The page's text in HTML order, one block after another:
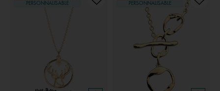
PERSONNALISABLE
PERSONNALISABLE